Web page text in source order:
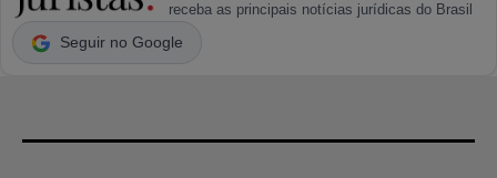
receba as principais notícias jurídicas do Brasil
Seguir no Google